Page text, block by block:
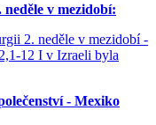
neděle v mezidobí:
2. neděle v mezidobí -
12 I v Izraeli byla
- Mexiko